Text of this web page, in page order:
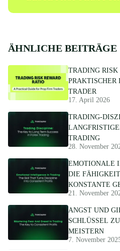
ÄHNLICHE BEITRÄGE
TRADING RISK
PRAKTISCHER
TRADER
17. April 2026
TRADING-
TRADING
28. November
EMOTIONALE
DIE
KONSTANTE
21. November
ANGST UND
SCHLÜSSEL
MEISTERN
7. November